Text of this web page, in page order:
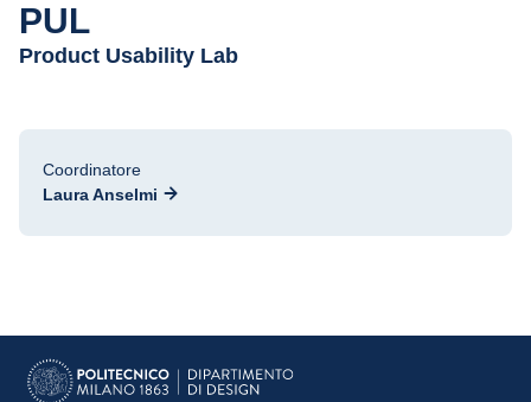
PUL
Product Usability Lab
Coordinatore
Laura Anselmi